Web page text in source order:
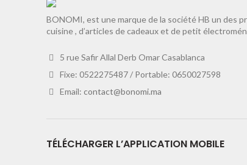
BONOMI, est une marque de la société HB un des
cuisine , d’articles de cadeaux et de petit
5 rue Safir Allal Derb Omar Casablanca
Fixe: 0522275487 / Portable: 0650027598
Email: contact@bonomi.ma
TÉLÉCHARGER L’APPLICATION MOBILE